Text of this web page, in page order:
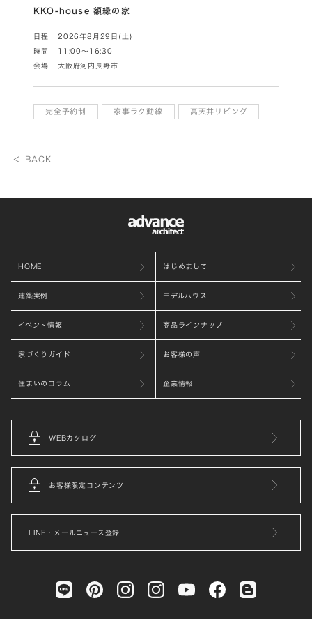
KKO-house 額縁の家
日程 2026年8月29日(土)
時間 11:00～16:30
会場 大阪府河内長野市
完全予約制 家事ラク動線 高天井リビング
＜ BACK
HOME はじめまして
建築実例 モデルハウス
イベント情報 商品ラインナップ
家づくりガイド お客様の声
住まいのコラム 企業情報
WEBカタログ
お客様限定コンテンツ
LINE・メールニュース登録